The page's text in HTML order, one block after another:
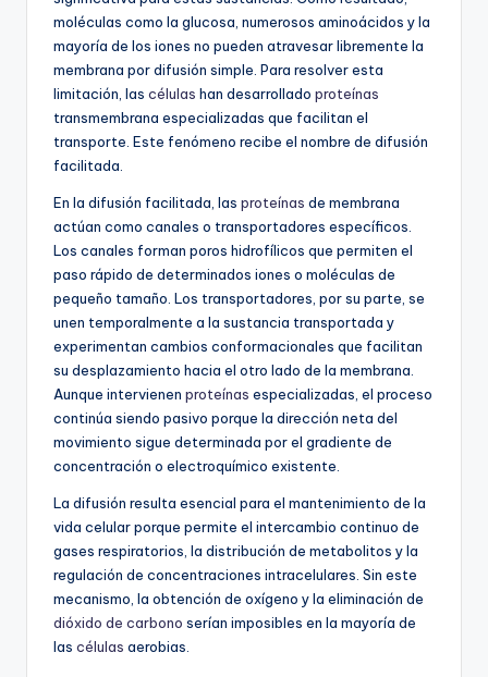
moléculas como la glucosa, numerosos aminoácidos y la
mayoría de los iones no pueden atravesar libremente la
membrana por difusión simple. Para resolver esta
limitación, las células han desarrollado proteínas
transmembrana especializadas que facilitan el
transporte. Este fenómeno recibe el nombre de difusión
facilitada.
En la difusión facilitada, las proteínas de membrana
actúan como canales o transportadores específicos.
Los canales forman poros hidrofílicos que permiten el
paso rápido de determinados iones o moléculas de
pequeño tamaño. Los transportadores, por su parte, se
unen temporalmente a la sustancia transportada y
experimentan cambios conformacionales que facilitan
su desplazamiento hacia el otro lado de la membrana.
Aunque intervienen proteínas especializadas, el proceso
continúa siendo pasivo porque la dirección neta del
movimiento sigue determinada por el gradiente de
concentración o electroquímico existente.
La difusión resulta esencial para el mantenimiento de la
vida celular porque permite el intercambio continuo de
gases respiratorios, la distribución de metabolitos y la
regulación de concentraciones intracelulares. Sin este
mecanismo, la obtención de oxígeno y la eliminación de
dióxido de carbono serían imposibles en la mayoría de
las células aerobias.